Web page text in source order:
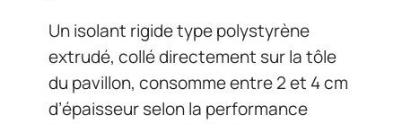
Un isolant rigide type polystyrène
extrudé, collé directement sur la tôle
du pavillon, consomme entre 2 et 4 cm
d’épaisseur selon la performance